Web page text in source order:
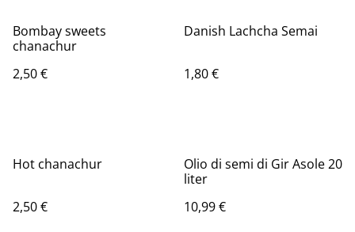
Bombay sweets
chanachur
2,50 €
Danish Lachcha Semai
1,80 €
Hot chanachur
2,50 €
Olio di semi di Gir Asole 20
liter
10,99 €